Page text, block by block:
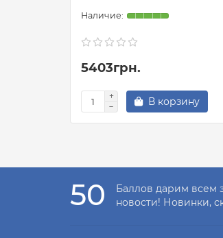
5403грн.
В корзину
50
Баллов дарим всем
новости! Новинки,